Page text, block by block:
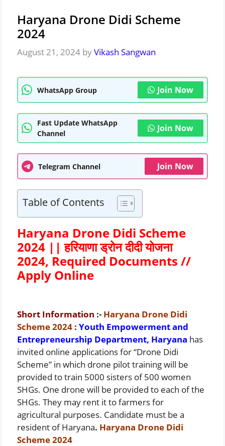
Haryana Drone Didi Scheme
2024
August 21, 2024 byVikash Sangwan
WhatsApp Group Join Now
Fast Update WhatsApp
Channel
Join Now
Telegram Channel Join Now
Table of Contents
Haryana Drone Didi Scheme
2024 || हरियाणा ड्रोन दीदी योजना
2024, Required Documents //
Apply Online
Short Information :- Haryana Drone Didi
Scheme 2024 : Youth Empowerment and
Entrepreneurship Department, Haryana has
invited online applications for “Drone Didi
Scheme” in which drone pilot training will be
provided to train 5000 sisters of 500 women
SHGs. One drone will be provided to each of the
SHGs. They may rent it to farmers for
agricultural purposes. Candidate must be a
resident of Haryana. Haryana Drone Didi
Scheme 2024